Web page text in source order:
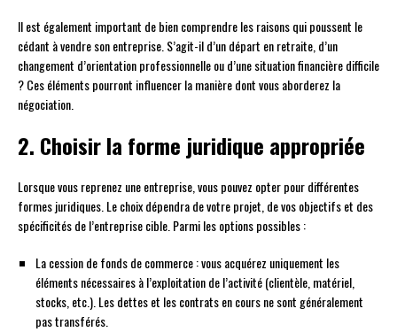
Il est également important de bien comprendre les raisons qui poussent le
cédant à vendre son entreprise. S’agit-il d’un départ en retraite, d’un
changement d’orientation professionnelle ou d’une situation financière difficile
? Ces éléments pourront influencer la manière dont vous aborderez la
négociation.
2. Choisir la forme juridique appropriée
Lorsque vous reprenez une entreprise, vous pouvez opter pour différentes
formes juridiques. Le choix dépendra de votre projet, de vos objectifs et des
spécificités de l’entreprise cible. Parmi les options possibles :
La cession de fonds de commerce : vous acquérez uniquement les
éléments nécessaires à l’exploitation de l’activité (clientèle, matériel,
stocks, etc.). Les dettes et les contrats en cours ne sont généralement
pas transférés.